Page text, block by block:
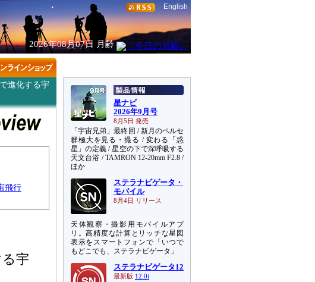
English
2026年08月07日 月齢
進化する宇
飛行
宇
星ナビ
2026年9月号
8月5日 発売
「宇宙兄弟」最終回 / 新月のペルセ
群極大を見る・撮る / 変わる「惑
星」の定義 / 星空の下で深呼吸する
天文台浴 / TAMRON 12-20mm F2.8 /
ほか
ステラナビゲータ・
モバイル
8月4日 リリース
天体観察・撮影用モバイルアプ
リ。高精度な計算とリッチな星図
表示をスマートフォンで「いつで
もどこでも、ステラナビゲータ」
ステラナビゲータ12
最新版 12.0i